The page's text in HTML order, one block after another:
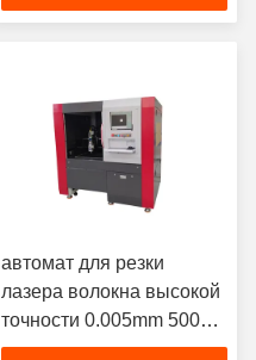
автомат для резки
лазера волокна высокой
точности 0.005mm 500W
1000W для металла